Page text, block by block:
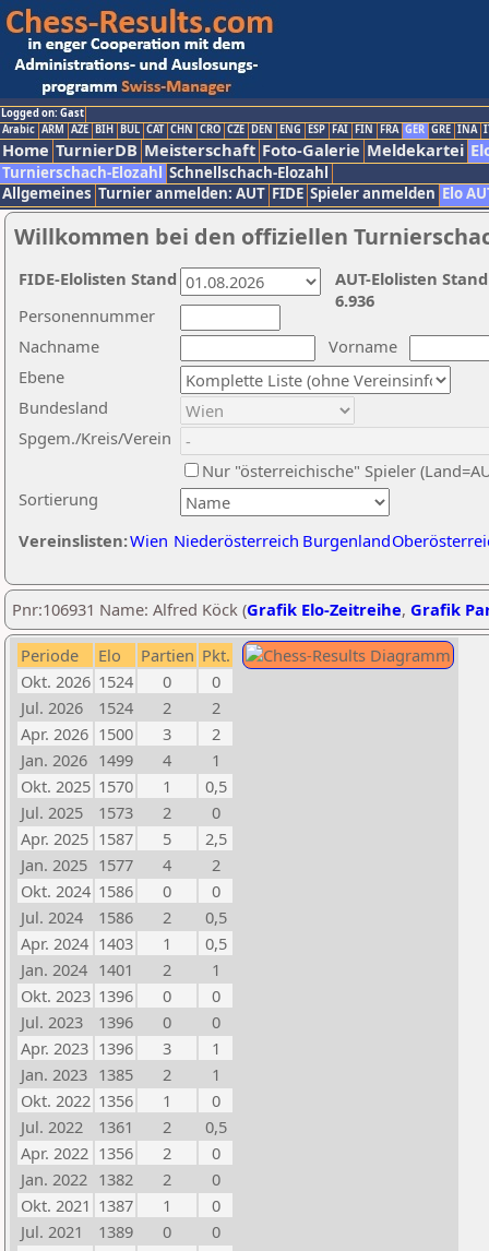
Logged on: Gast
Arabic ARM AZE BIH BUL CAT CHN CRO CZE DEN ENG ESP FAI FIN FRA GER GRE INA
Home TurnierDB Meisterschaft Foto-Galerie Meldekartei
Turnierschach-Elozahl Schnellschach-Elozahl
Allgemeines Turnier anmelden: AUT FIDE Spieler anmelden Elo
Willkommen bei den offiziellen
Nachname
Vorname
Ebene
Sortierung
Personennummer
Bundesland
Spgem./Kreis/Verein
Nur "österreichische" Spieler
Vereinslisten:Wien Niederösterreich Burgenland
AUT-Elolisten
6.936
FIDE-Elolisten Stand
Pnr:106931 Name: Alfred Köck (Grafik Elo-Zeitreihe, Grafik
Periode Elo Partien Pkt.
Okt. 2026 1524 0
0
Jul. 2026
1524 2
2
Apr. 2026 1500 3
2
Jan. 2026 1499 4
1
Okt. 2025 1570 1
0,5
Jul. 2025
1573 2
0
Apr. 2025 1587 5
2,5
Jan. 2025 1577 4
2
Okt. 2024 1586 0
0
Jul. 2024
1586 2
0,5
Apr. 2024 1403 1
0,5
Jan. 2024 1401 2
1
Okt. 2023 1396 0
0
Jul. 2023
1396 0
0
Apr. 2023 1396 3
1
Jan. 2023 1385 2
1
Okt. 2022 1356 1
0
Jul. 2022
1361 2
0,5
Apr. 2022 1356 2
0
Jan. 2022 1382 2
0
Okt. 2021 1387 1
0
Jul. 2021
1389 0
0